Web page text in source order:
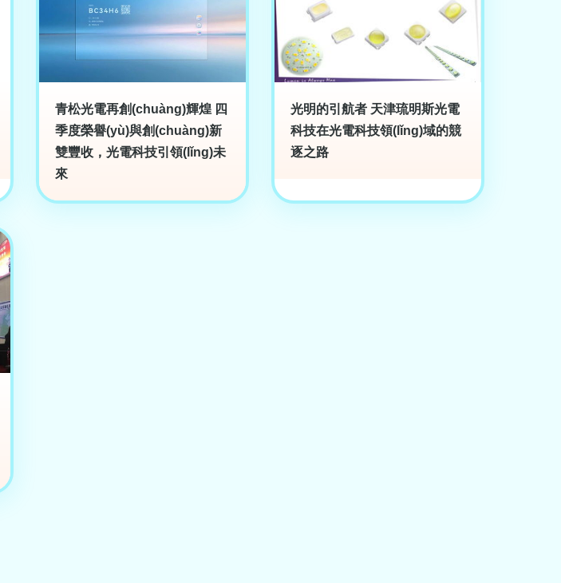
青松光電再創(chuàng)輝煌 四
季度榮譽(yù)與創(chuàng)新
雙豐收，光電科技引領(lǐng)未
來
光明的引航者 天津琉明斯光電
科技在光電科技領(lǐng)域的競
逐之路